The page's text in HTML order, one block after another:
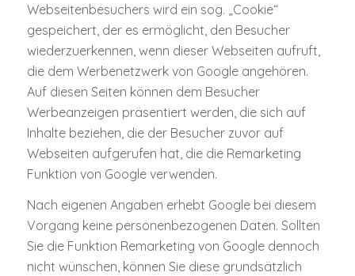
Webseitenbesuchers wird ein sog. „Cookie“
gespeichert, der es ermöglicht, den Besucher
wiederzuerkennen, wenn dieser Webseiten aufruft,
die dem Werbenetzwerk von Google angehören.
Auf diesen Seiten können dem Besucher
Werbeanzeigen präsentiert werden, die sich auf
Inhalte beziehen, die der Besucher zuvor auf
Webseiten aufgerufen hat, die die Remarketing
Funktion von Google verwenden.
Nach eigenen Angaben erhebt Google bei diesem
Vorgang keine personenbezogenen Daten. Sollten
Sie die Funktion Remarketing von Google dennoch
nicht wünschen, können Sie diese grundsätzlich